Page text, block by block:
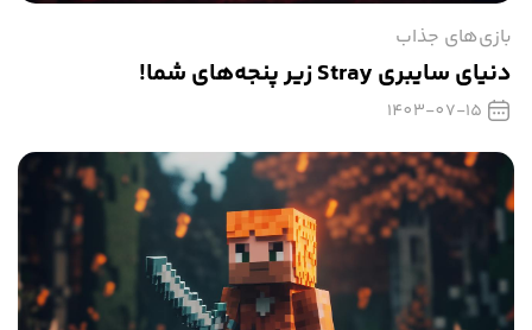
بازی‌های جذاب
دنیای سایبری Stray زیر پنجه‌های شما!
1403-07-15